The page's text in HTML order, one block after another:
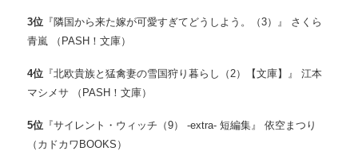
3位 『隣国から来た嫁が可愛すぎてどうしよう。（3）』 さくら
青嵐 （PASH！文庫）
4位 『北欧貴族と猛禽妻の雪国狩り暮らし（2）【文庫】』 江本
マシメサ （PASH！文庫）
5位 『サイレント・ウィッチ（9） -extra- 短編集』 依空まつり
（カドカワBOOKS）